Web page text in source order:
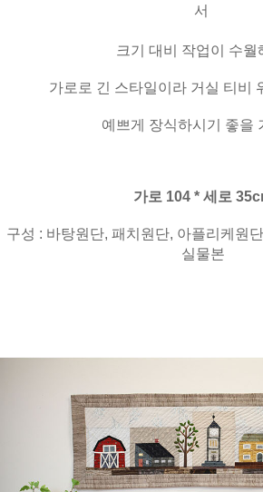
서
크기 대비 작업이 수월
가로로 긴 스타일이라 거실 티비
예쁘게 장식하시기 좋을
가로 104 * 세로
구성 : 바탕원단, 패치원단, 아플리케원
실물본